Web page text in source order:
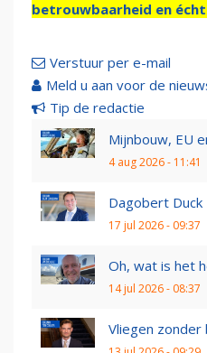
betrouwbaarheid en
Verstuur per e-mail
Meld u aan voor de
Tip de redactie
Mijnbouw, EU
4 aug 2026 - 11:41
Dagobert Duck
17 jul 2026 - 09:37
Oh, wat is het
14 jul 2026 - 08:37
Vliegen